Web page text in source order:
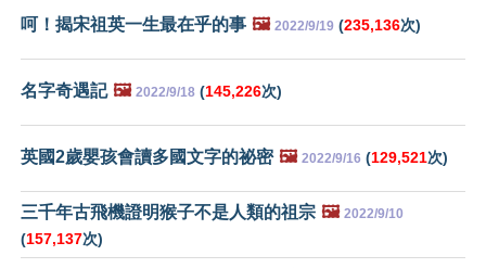
呵！揭宋祖英一生最在乎的事 🖼️ 2022/9/19 (235,136次)
名字奇遇記 🖼️ 2022/9/18 (145,226次)
英國2歲嬰孩會讀多國文字的祕密 🖼️ 2022/9/16 (129,521次)
三千年古飛機證明猴子不是人類的祖宗 🖼️ 2022/9/10
(157,137次)